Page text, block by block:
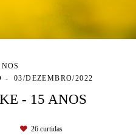
03/DEZEMBRO/2022
- 15 ANOS
26curtidas